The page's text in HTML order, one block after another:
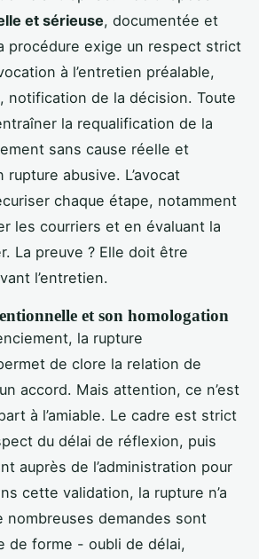
et sérieuse, documentée et
procédure exige un respect strict
à l’entretien préalable,
notification de la décision. Toute
la requalification de la
sans cause réelle et
abusive. L’avocat
chaque étape, notamment
les courriers et en évaluant la
La preuve ? Elle doit être
l’entretien.
et son homologation
la rupture
de clore la relation de
accord. Mais attention, ce n’est
à l’amiable. Le cadre est strict
du délai de réflexion, puis
auprès de l’administration pour
cette validation, la rupture n’a
nombreuses demandes sont
de forme - oubli de délai,